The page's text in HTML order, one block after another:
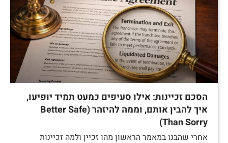
הסכם זכיינות: אילו סעיפים כמעט תמיד יופיעו,
איך להבין אותם, וממה להיזהר (Better Safe
Than Sorry)
אחרי שהבנו במאמר הראשון מהו זכיין ולמה זכיינות